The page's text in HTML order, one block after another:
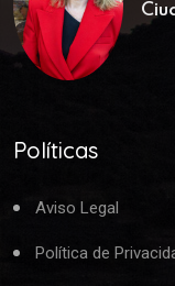
Políticas
Aviso Legal
Política de